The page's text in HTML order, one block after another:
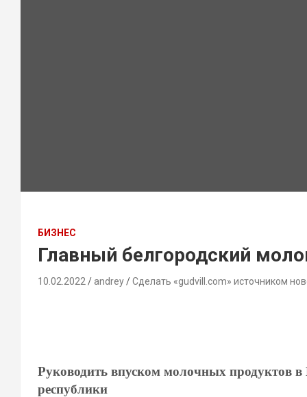
БИЗНЕС
Главный белгородский
10.02.2022 andrey Сделать «gudvill.com» источником
Руководить впуском молочных продуктов в
республики